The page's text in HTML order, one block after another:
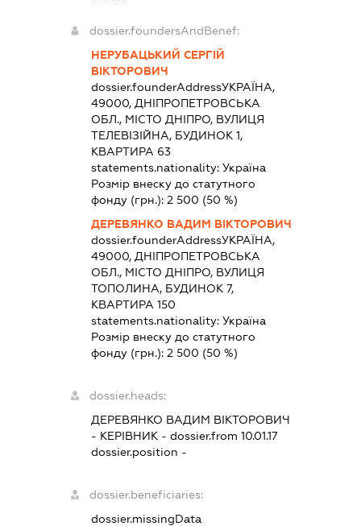
dossier.foundersAndBenef:
НЕРУБАЦЬКИЙ СЕРГІЙ
ВІКТОРОВИЧ
dossier.founderAddressУКРАЇНА,
49000, ДНІПРОПЕТРОВСЬКА
ОБЛ., МІСТО ДНІПРО, ВУЛИЦЯ
ТЕЛЕВІЗІЙНА, БУДИНОК 1,
КВАРТИРА 63
statements.nationality: Україна
Розмір внеску до статутного
фонду (грн.): 2 500 (50 %)
ДЕРЕВЯНКО ВАДИМ ВІКТОРОВИЧ
dossier.founderAddressУКРАЇНА,
49000, ДНІПРОПЕТРОВСЬКА
ОБЛ., МІСТО ДНІПРО, ВУЛИЦЯ
ТОПОЛИНА, БУДИНОК 7,
КВАРТИРА 150
statements.nationality: Україна
Розмір внеску до статутного
фонду (грн.): 2 500 (50 %)
dossier.heads:
ДЕРЕВЯНКО ВАДИМ ВІКТОРОВИЧ
- КЕРІВНИК - dossier.from 10.01.17
dossier.position -
dossier.beneficiaries:
dossier.missingData